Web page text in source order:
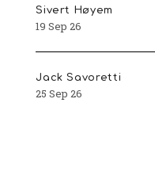
Sivert Høyem
19 Sep 26
Jack Savoretti
25 Sep 26